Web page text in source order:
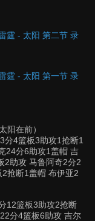
霆 - 太阳 第二节 录
霆 - 太阳 第一节 录
阳在前）
分4篮板3助攻1抢断1
24分6助攻1盖帽 吉
2助攻 马鲁阿奇2分2
抢断1盖帽 布伊亚2
12篮板3助攻2抢断
分4篮板6助攻 吉尔